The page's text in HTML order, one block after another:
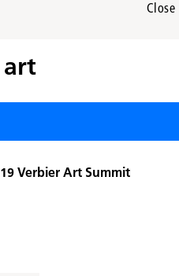
Close
art
Verbier Art Summit